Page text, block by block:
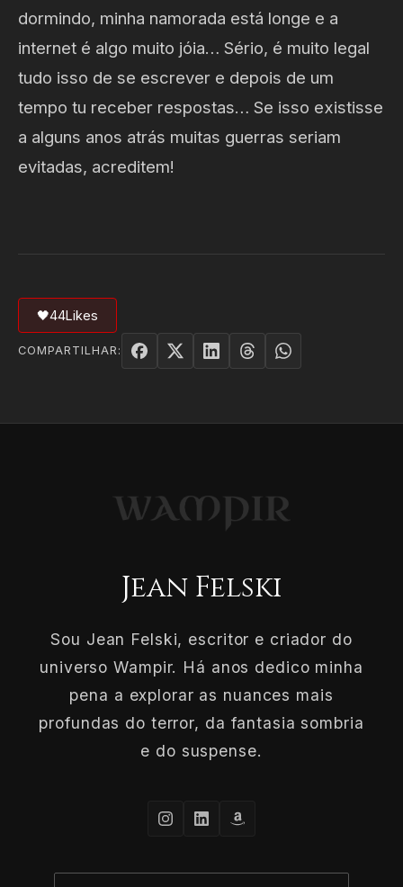
dormindo, minha namorada está longe e a
internet é algo muito jóia… Sério, é muito legal
tudo isso de se escrever e depois de um
tempo tu receber respostas… Se isso existisse
a alguns anos atrás muitas guerras seriam
evitadas, acreditem!
🖤44Likes
COMPARTILHAR:
Jean Felski
Sou Jean Felski, escritor e criador do
universo Wampir. Há anos dedico minha
pena a explorar as nuances mais
profundas do terror, da fantasia sombria
e do suspense.